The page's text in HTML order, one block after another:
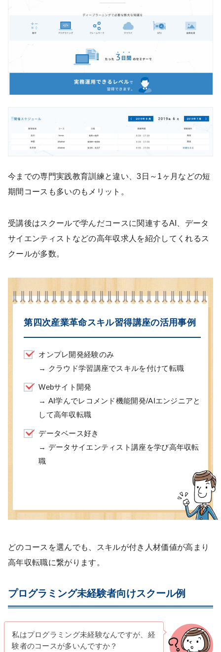
今までの専門実践教育訓練と違い、3日～1ヶ月などの短
期間コースも多いのもメリット。
受講後はスクールで学んだコースに関連するAI、データ
サイエンティストなどの高年収求人を紹介してくれるス
クールが多数。
第四次産業革命スキル習得講座の活用事例
オンプレ開発経験のみ
→ クラウド学習講座でスキルを付けて転職
Webサイト開発
→ AI学んでレコメンド機能開発/AIエンジニアと
して高年収転職
データベース好き
→ データサイエンティスト講座を学び高年収転
職
どのコースを選んでも、スキルが付き人材価値が高まり
高年収転職に繋がります。
プログラミング未経験者向けスクール例
私はプログラミング未経験なんですが、経
験者のコースが多いんですか？